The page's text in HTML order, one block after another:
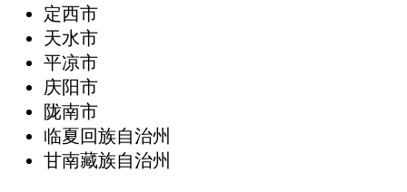
定西市
天水市
平凉市
庆阳市
陇南市
临夏回族自治州
甘南藏族自治州